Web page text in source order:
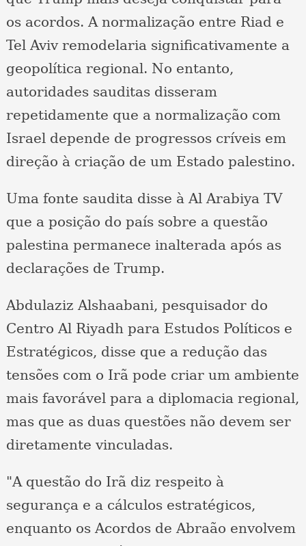
os acordos. A normalização entre Riad e
Tel Aviv remodelaria significativamente a
geopolítica regional. No entanto,
autoridades sauditas disseram
repetidamente que a normalização com
Israel depende de progressos críveis em
direção à criação de um Estado palestino.
Uma fonte saudita disse à Al Arabiya TV
que a posição do país sobre a questão
palestina permanece inalterada após as
declarações de Trump.
Abdulaziz Alshaabani, pesquisador do
Centro Al Riyadh para Estudos Políticos e
Estratégicos, disse que a redução das
tensões com o Irã pode criar um ambiente
mais favorável para a diplomacia regional,
mas que as duas questões não devem ser
diretamente vinculadas.
"A questão do Irã diz respeito à
segurança e a cálculos estratégicos,
enquanto os Acordos de Abraão envolvem